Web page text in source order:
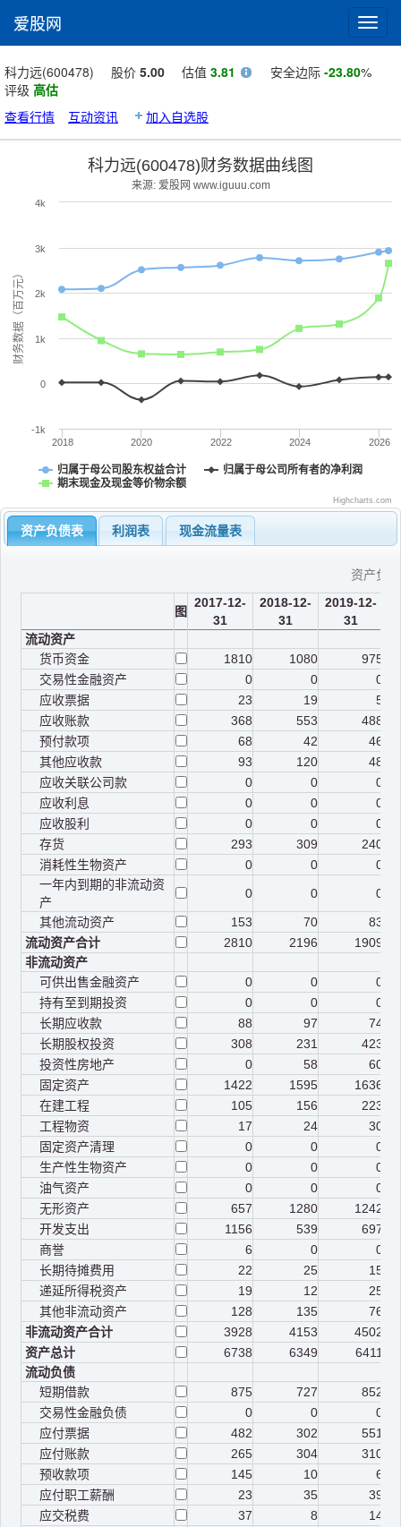
爱股网
科力远(600478) 股价 5.00 估值 3.81 安全边际 -23.80%
评级 高估
查看行情
互动资讯 加入自选股
财务数据（百万元）
科力远(600478)财务数据曲线图
来源: 爱股网 www.iguuu.com
归属于母公司股东权益合计
归属于母公司所有者的净利润
期末现金及现金等价物余额
2018 2020 2022 2024 2026
-1k
0
1k
2k
3k
4k
Highcharts.com
资产负债表 利润表 现金流量表
资产负
图
2017-12-
31
2018-12-
31
2019-12-
31
流动资产
货币资金
1810 1080
975
交易性金融资产
0 0
0
应收票据
23 19
5
应收账款
368 553
488
预付款项
68 42
46
其他应收款
93 120
48
应收关联公司款
0 0
0
应收利息
0 0
0
应收股利
0 0
0
存货
293 309
240
消耗性生物资产
0 0
0
一年内到期的非流动资
产
0 0
0
其他流动资产
153 70
83
流动资产合计
2810 2196
1909
非流动资产
可供出售金融资产
0 0
0
持有至到期投资
0 0
0
长期应收款
88 97
74
长期股权投资
308 231
423
投资性房地产
0 58
60
固定资产
1422 1595
1636
在建工程
105 156
223
工程物资
17 24
30
固定资产清理
0 0
0
生产性生物资产
0 0
0
油气资产
0 0
0
无形资产
657 1280
1242
开发支出
1156 539
697
商誉
6 0
0
长期待摊费用
22 25
15
递延所得税资产
19 12
25
其他非流动资产
128 135
76
非流动资产合计
3928 4153
4502
资产总计
6738 6349
6411
流动负债
短期借款
875 727
852
交易性金融负债
0 0
0
应付票据
482 302
551
应付账款
265 304
310
预收款项
145 10
6
应付职工薪酬
23 35
39
应交税费
37 8
14